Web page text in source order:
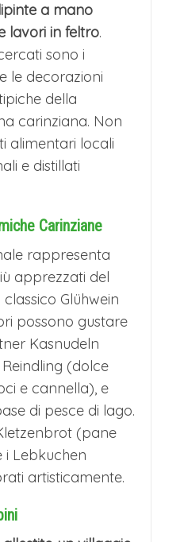
a mano
lavori in feltro.
sono i
le decorazioni
della
carinziana. Non
alimentari locali
e distillati
Carinziane
rappresenta
apprezzati del
Glühwein
possono gustare
Kasnudeln
(dolce
e cannella), e
di pesce di lago.
(pane
i Lebkuchen
artisticamente.